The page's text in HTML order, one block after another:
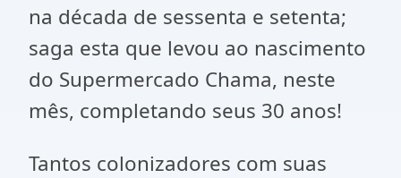
na década de sessenta e setenta;
saga esta que levou ao nascimento
do Supermercado Chama, neste
mês, completando seus 30 anos!
Tantos colonizadores com suas